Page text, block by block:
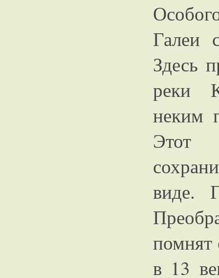
Галеи
Здесь
реки
неким
Этот
виде.
в 13